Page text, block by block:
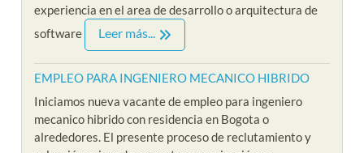
experiencia en el area de desarrollo o arquitectura de
software
Leer más...
EMPLEO PARA INGENIERO MECANICO HIBRIDO
Iniciamos nueva vacante de empleo para ingeniero
mecanico hibrido con residencia en Bogota o
alrededores. El presente proceso de reclutamiento y